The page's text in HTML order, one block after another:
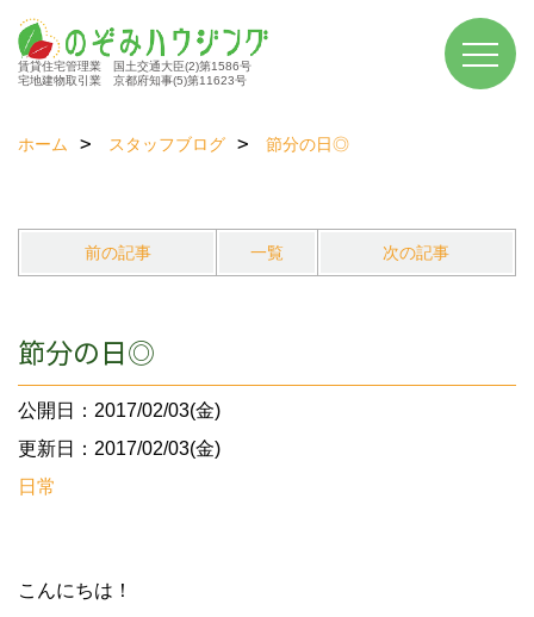
賃貸住宅管理業 国土交通大臣(2)第1586号
宅地建物取引業 京都府知事(5)第11623号
ホーム スタッフブログ 節分の日◎
前の記事 一覧 次の記事
節分の日◎
公開日：2017/02/03(金)
更新日：2017/02/03(金)
日常
こんにちは！